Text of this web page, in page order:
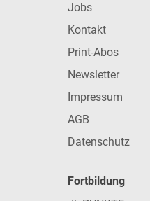
Jobs
Kontakt
Print-Abos
Newsletter
Impressum
AGB
Datenschutz
Fortbildung